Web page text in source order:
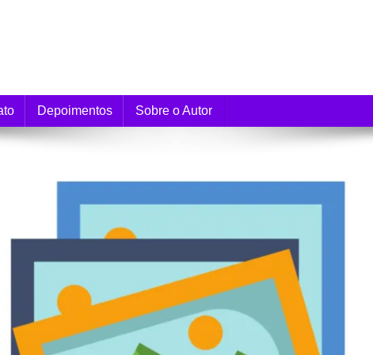
Depoimentos Sobre o Autor